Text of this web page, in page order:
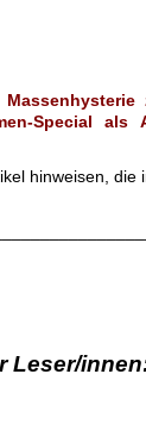
Special als
hinweisen, die
Leser/